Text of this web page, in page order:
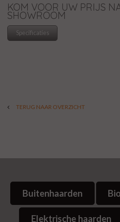
KOM VOOR UW PRIJS
SHOWROOM
Specificaties
TERUG NAAR OVERZICHT
Buitenhaarden
Elektrische haarden